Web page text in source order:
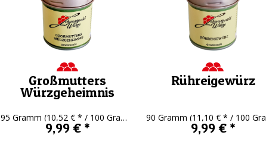
Großmutters
Würzgeheimnis
95 Gramm (10,52 € * / 100 Gramm)
9,99 € *
Rühreigewürz
90 Gramm (11,10 € * / 100 Gramm)
9,99 € *